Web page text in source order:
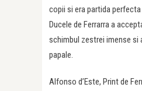
copii si era partida
Ducele de Ferrarra a
schimbul zestrei imense si
papale.
Alfonso d’Este, Print de